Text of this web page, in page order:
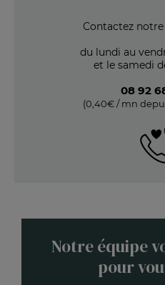
Contactez
du lundi au
et le samedi
08 92
(0,40€ / mn
Notre équipe
pour